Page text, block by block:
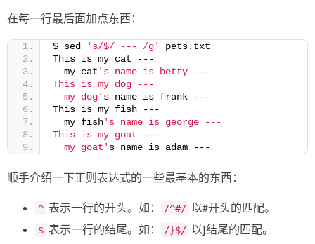
在每一行最后面加点东西：
$ sed 's/$/ --- /g'
pets.txt
This is my cat ---
  my cat
's name is betty ---
This is my dog ---
  my dog'
s name is frank ---
This is my fish ---
  my fish
's name is george ---
This is my goat ---
  my goat'
s name is adam ---
顺手介绍一下正则表达式的一些最基本的东西：
^ 表示一行的开头。如： /^#/ 以#开头的匹配。
$ 表示一行的结尾。如： /}$/ 以}结尾的匹配。